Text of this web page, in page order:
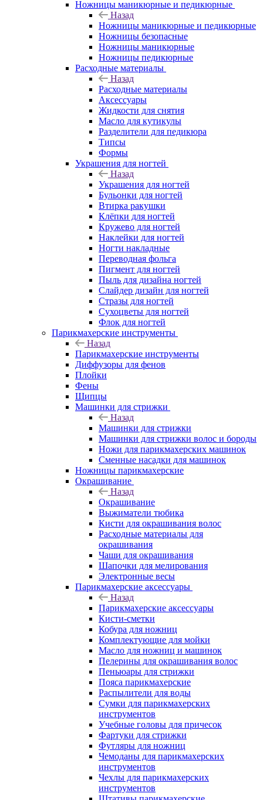
Ножницы маникюрные и педикюрные
Назад
Ножницы маникюрные и педикюрные
Ножницы безопасные
Ножницы маникюрные
Ножницы педикюрные
Расходные материалы
Назад
Расходные материалы
Аксессуары
Жидкости для снятия
Масло для кутикулы
Разделители для педикюра
Типсы
Формы
Украшения для ногтей
Назад
Украшения для ногтей
Бульонки для ногтей
Втирка ракушки
Клёпки для ногтей
Кружево для ногтей
Наклейки для ногтей
Ногти накладные
Переводная фольга
Пигмент для ногтей
Пыль для дизайна ногтей
Слайдер дизайн для ногтей
Стразы для ногтей
Сухоцветы для ногтей
Флок для ногтей
Парикмахерские инструменты
Назад
Парикмахерские инструменты
Диффузоры для фенов
Плойки
Фены
Щипцы
Машинки для стрижки
Назад
Машинки для стрижки
Машинки для стрижки волос и бороды
Ножи для парикмахерских машинок
Сменные насадки для машинок
Ножницы парикмахерские
Окрашивание
Назад
Окрашивание
Выжиматели тюбика
Кисти для окрашивания волос
Расходные материалы для
окрашивания
Чаши для окрашивания
Шапочки для мелирования
Электронные весы
Парикмахерские аксессуары
Назад
Парикмахерские аксессуары
Кисти-сметки
Кобура для ножниц
Комплектующие для мойки
Масло для ножниц и машинок
Пелерины для окрашивания волос
Пеньюары для стрижки
Пояса парикмахерские
Распылители для воды
Сумки для парикмахерских
инструментов
Учебные головы для причесок
Фартуки для стрижки
Футляры для ножниц
Чемоданы для парикмахерских
инструментов
Чехлы для парикмахерских
инструментов